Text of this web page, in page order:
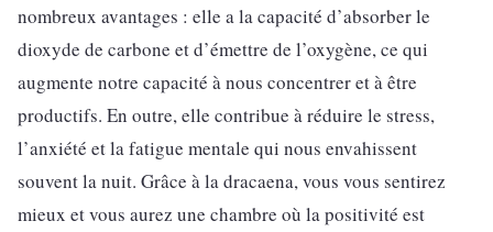
nombreux avantages : elle a la capacité d’absorber le
dioxyde de carbone et d’émettre de l’oxygène, ce qui
augmente notre capacité à nous concentrer et à être
productifs. En outre, elle contribue à réduire le stress,
l’anxiété et la fatigue mentale qui nous envahissent
souvent la nuit. Grâce à la dracaena, vous vous sentirez
mieux et vous aurez une chambre où la positivité est